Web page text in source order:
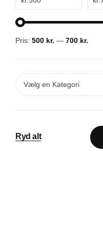
Pris: 500 kr. — 700 kr.
Vælg en Kategori
Ryd alt